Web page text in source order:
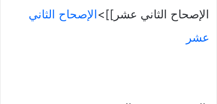
الإصحاح الثاني عشر]]>الإصحاح الثاني
عشر